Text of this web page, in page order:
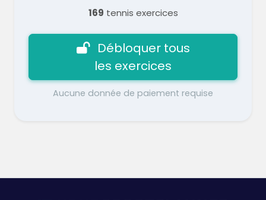
169 tennis exercices
Débloquer tous
les exercices
Aucune donnée de paiement requise